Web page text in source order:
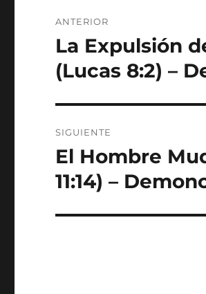
de
entradas
ANTERIOR
Entrada
anterior:
La Expulsión
(Lucas 8:2) –
SIGUIENTE
Entrada
siguiente:
El Hombre
11:14) –